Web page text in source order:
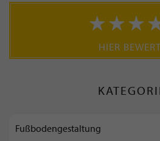
HIER
Fußbodengestaltung